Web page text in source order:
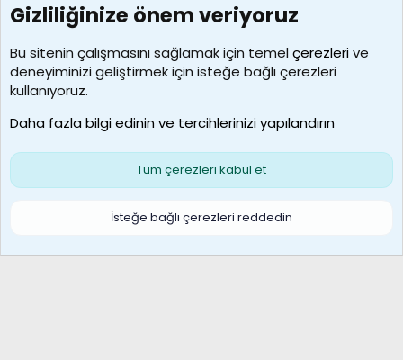
7390
Kullanıcılar
MosesBrownHayranı
Son üye
Çerezler
S
Gizliliğinize önem veriyoruz
Bu sitenin çalışmasını sağlamak için temelçerezlerive
deneyiminizi geliştirmek için isteğe bağlı çerezleri
kullanıyoruz.
Daha fazla bilgi edinin ve tercihlerinizi yapılandırın
Tüm çerezleri kabul et
İsteğe bağlı çerezleri reddedin